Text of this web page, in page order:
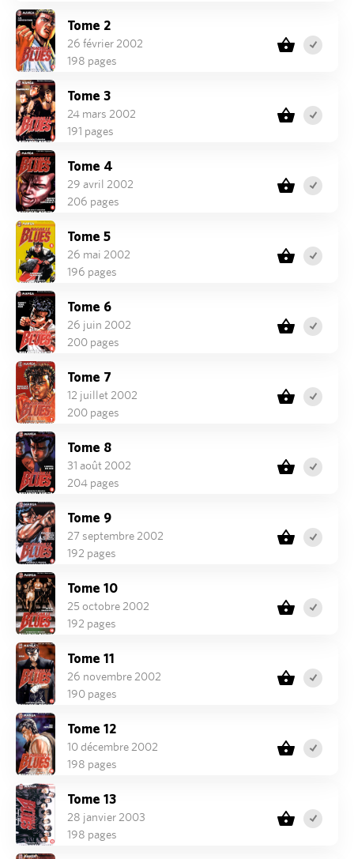
Tome 2
26 février 2002
198 pages
Tome 3
24 mars 2002
191 pages
Tome 4
29 avril 2002
206 pages
Tome 5
26 mai 2002
196 pages
Tome 6
26 juin 2002
200 pages
Tome 7
12 juillet 2002
200 pages
Tome 8
31 août 2002
204 pages
Tome 9
27 septembre 2002
192 pages
Tome 10
25 octobre 2002
192 pages
Tome 11
26 novembre 2002
190 pages
Tome 12
10 décembre 2002
198 pages
Tome 13
28 janvier 2003
198 pages